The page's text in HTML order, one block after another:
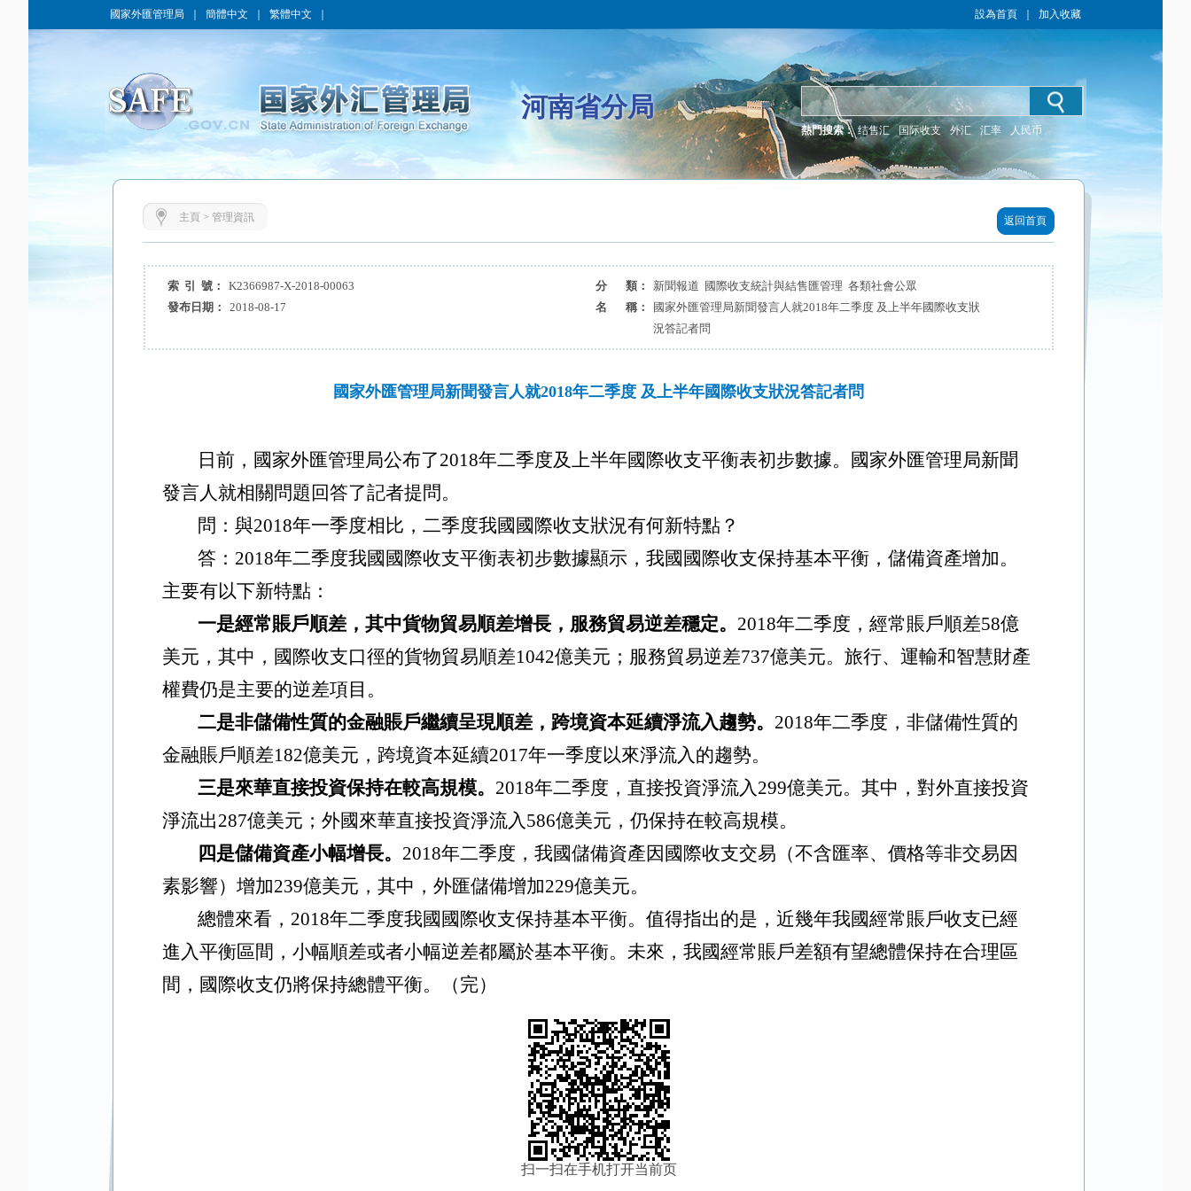
國家外匯管理局 簡體中文 繁體中文 設為首頁 加入收藏
河南省分局
熱門搜索： 结售汇 国际收支 外汇 汇率 人民币
主頁 > 管理資訊 返回首頁
索 引 號： K2366987-X-2018-00063 分 類：
新聞報道 國際收支統計與結售匯管理 各類社會公眾
發布日期：
2018-08-17 名 稱：
國家外匯管理局新聞發言人就2018年二季度 及上半年國際收支狀
況答記者問
國家外匯管理局新聞發言人就2018年二季度 及上半年國際收支狀況答記者問
日前，國家外匯管理局公布了2018年二季度及上半年國際收支平衡表初步數據。國家外匯管理局新聞
發言人就相關問題回答了記者提問。
問：與2018年一季度相比，二季度我國國際收支狀況有何新特點？
答： 2018年二季度我國國際收支平衡表初步數據顯示，我國國際收支保持基本平衡，儲備資產增加。
主要有以下新特點：
一是經常賬戶順差，其中貨物貿易順差增長，服務貿易逆差穩定。 2018年二季度，經常賬戶順差58億
美元，其中，國際收支口徑的貨物貿易順差1042億美元；服務貿易逆差737億美元。旅行、運輸和智慧財產
權費仍是主要的逆差項目。
二是非儲備性質的金融賬戶繼續呈現順差，跨境資本延續淨流入趨勢。 2018年二季度，非儲備性質的
金融賬戶順差182億美元，跨境資本延續2017年一季度以來淨流入的趨勢。
三是來華直接投資保持在較高規模。 2018年二季度，直接投資淨流入299億美元。其中，對外直接投資
淨流出287億美元；外國來華直接投資淨流入586億美元，仍保持在較高規模。
四是儲備資產小幅增長。 2018年二季度，我國儲備資產因國際收支交易（不含匯率、價格等非交易因
素影響）增加239億美元，其中，外匯儲備增加229億美元。
總體來看，2018年二季度我國國際收支保持基本平衡。值得指出的是，近幾年我國經常賬戶收支已經
進入平衡區間，小幅順差或者小幅逆差都屬於基本平衡。未來，我國經常賬戶差額有望總體保持在合理區
間，國際收支仍將保持總體平衡。（完）
扫一扫在手机打开当前页